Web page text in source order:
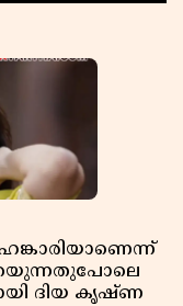
പറയുന്നതുപോലെ
ദിയ കൃഷ്ണ